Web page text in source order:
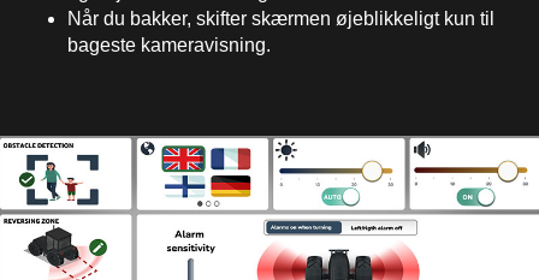
Når du bakker, skifter skærmen øjeblikkeligt kun til
bageste kameravisning.